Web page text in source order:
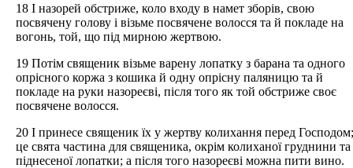
18 І назорей обстриже, коло входу в намет зборів, свою
посвячену голову і візьме посвячене волосся та й покладе на
вогонь, той, що під мирною жертвою.
19 Потім священик візьме варену лопатку з барана та одного
опрісного коржа з кошика й одну опрісну паляницю та й
покладе на руки назореєві, після того як той обстриже своє
посвячене волосся.
20 І принесе священик їх у жертву колихання перед Господом;
це свята частина для священика, окрім колиханої груднини та
піднесеної лопатки; а після того назореєві можна пити вино.